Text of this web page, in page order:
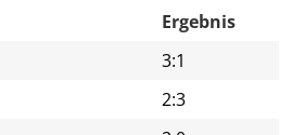
Ergebnis
3:1
2:3